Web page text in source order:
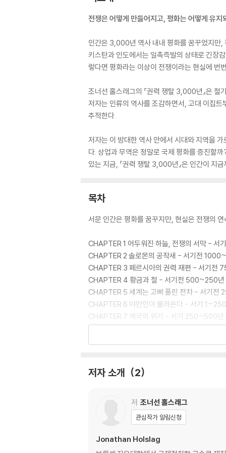
전쟁은 어떻게 만들어지고, 평화는 어떻게 유지
인간은 3,000년 역사 내내 평화를 꿈꾸었지만,
키스탄과 인도에서는 일촉즉발의 상태로 긴장
렇다면 평화라는 이상이 전쟁이라는 현실에 번
조너선 홀스래그의 『권력 쟁탈 3,000년』은
저자는 인류의 역사를 조감하면서, 고대 이집
추적한다.
저자는 이 방대한 역사 안에서 시대와 지역을
다. 상업과 무역은 정말로 국제 평화를 증진할
있는 지금, 『권력 쟁탈 3,000년』은 인간이 지
목차
서문 인간은 평화를 꿈꾸지만, 현실은 전쟁의
CHAPTER 1 어두워진 하늘, 전쟁의 서막 - 서
CHAPTER 2 솔로몬의 공작새 - 서기전
CHAPTER 3 페르시아의 권력 재편 - 서기전
CHAPTER 4 황금과 철 - 서기전 500~250년
CHAPTER 5 세계는 고삐 풀린 전차 - 서기전
CHAPTER 6 야만인이 몰려온다 - 서기
CHAPTER 7 제국의 위기 - 서기 250~500년
CHAPTER 8 예언자의 이름으로 - 서기
CHAPTER 12 새로운 이슬람 제국 시대 - 서
결론 전쟁의 공포가 평화를 만든다
저자 소개 2
저 조너선 홀스래그
관심작가 알림신청
Jonathan Holslag